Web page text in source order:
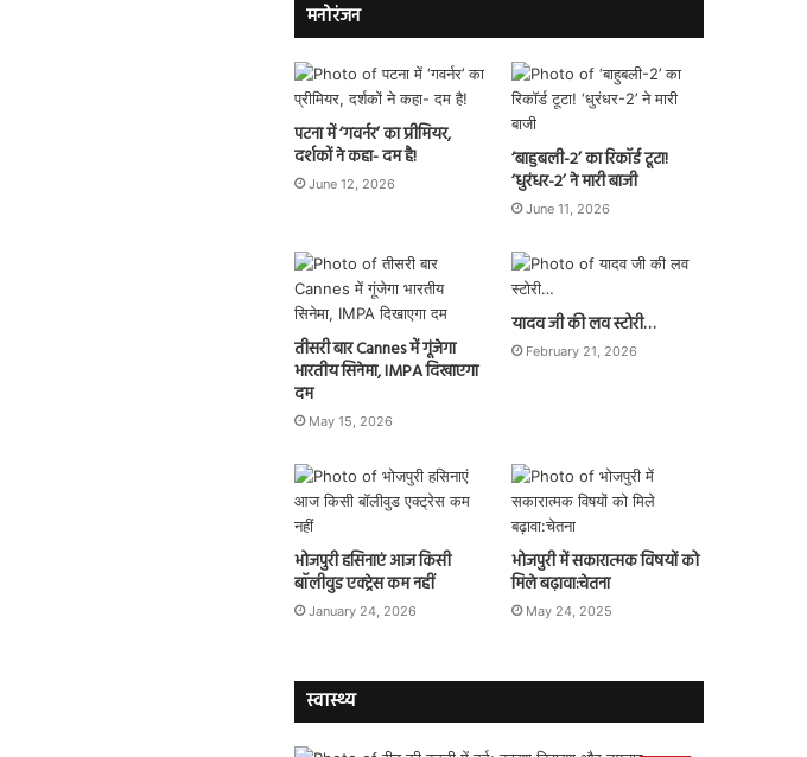
मनोरंजन
पटना में ‘गवर्नर’ का प्रीमियर,
दर्शकों ने कहा- दम है!
June 12, 2026
‘बाहुबली-2’ का रिकॉर्ड टूटा!
‘धुरंधर-2’ ने मारी बाजी
June 11, 2026
तीसरी बार Cannes में गूंजेगा
भारतीय सिनेमा, IMPA दिखाएगा
दम
May 15, 2026
यादव जी की लव स्टोरी…
February 21, 2026
भोजपुरी हसिनाएं आज किसी
बॉलीवुड एक्ट्रेस कम नहीं
January 24, 2026
भोजपुरी में सकारात्मक विषयों को
मिले बढ़ावा:चेतना
May 24, 2025
स्वास्थ्य